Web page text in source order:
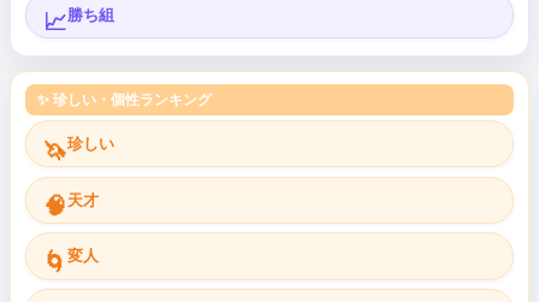
📈勝ち組
✨ 珍しい・個性ランキング
🦄珍しい
🧠 天才
🌀 変人